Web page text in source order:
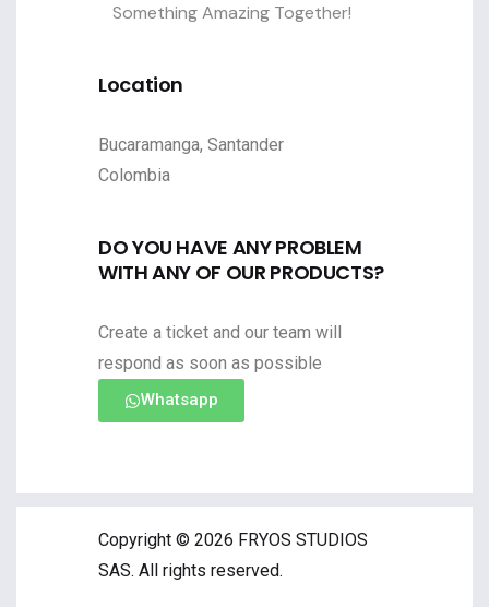
Something Amazing Together!
Location
Bucaramanga, Santander
Colombia
DO YOU HAVE ANY PROBLEM
WITH ANY OF OUR PRODUCTS?
Create a ticket and our team will
respond as soon as possible
Whatsapp
Copyright © 2026 FRYOS STUDIOS
SAS. All rights reserved.